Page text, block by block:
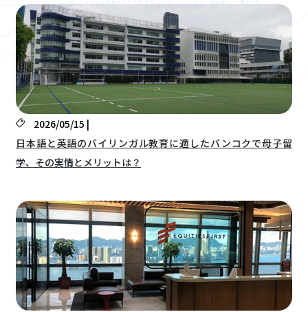
2026/05/15 |
日本語と英語のバイリンガル教育に適したバンコクで母子留
学、その実情とメリットは？